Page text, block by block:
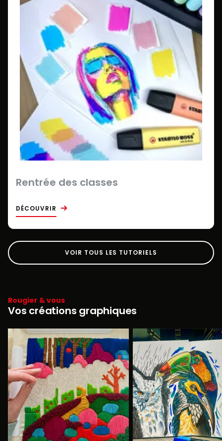
Rentrée des classes
DÉCOUVRIR
VOIR TOUS LES TUTORIELS
Rougier & vous
Vos créations graphiques